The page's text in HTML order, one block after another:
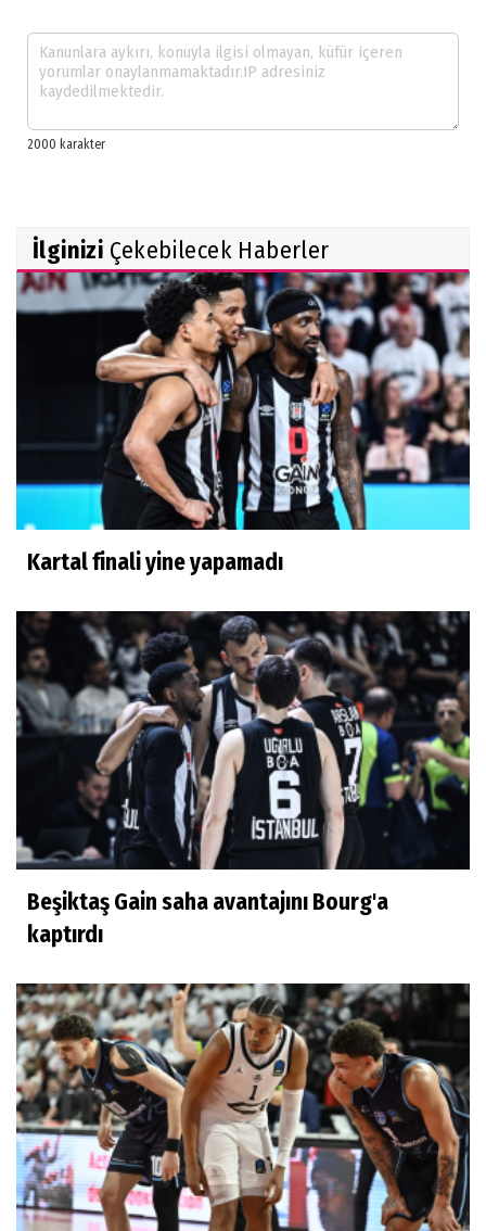
İlginizi Çekebilecek Haberler
Kartal finali yine yapamadı
Beşiktaş Gain saha avantajını Bourg'a
kaptırdı